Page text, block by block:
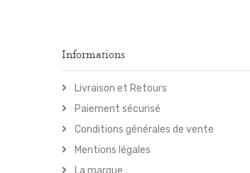
Informations
Livraison et Retours
Paiement sécurisé
Conditions générales de vente
Mentions légales
La marque